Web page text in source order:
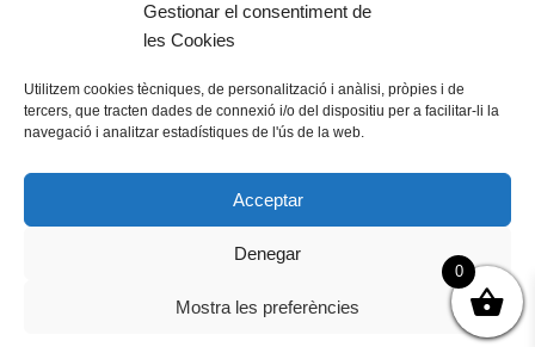
Gestionar el consentiment de
les Cookies
Utilitzem cookies tècniques, de personalització i anàlisi, pròpies i de
tercers, que tracten dades de connexió i/o del dispositiu per a facilitar-li la
navegació i analitzar estadístiques de l'ús de la web.
Acceptar
Denegar
Mostra les preferències
Contacte
farell@farelleditors.cat
08295 Sant Vicenç de Castellet (Barcelona)
0